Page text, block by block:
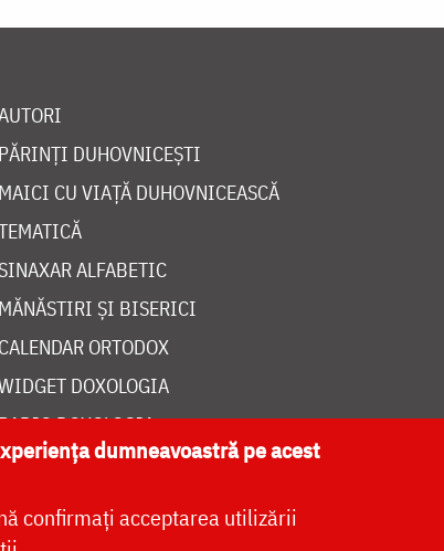
PĂRINȚI DUHOVNICEȘTI
MAICI CU VIAȚĂ DUHOVNICEASCĂ
SINAXAR ALFABETIC
MĂNĂSTIRI ȘI BISERICI
CALENDAR ORTODOX
DOXOLOGIA
DOXOLOGIA
dumneavoastră pe acest
confirmați acceptarea utilizării